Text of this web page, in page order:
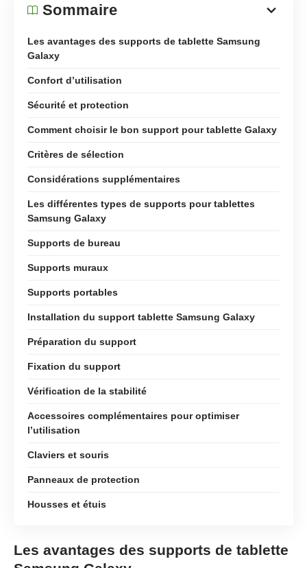
Sommaire
Les avantages des supports de tablette Samsung
Galaxy
Confort d’utilisation
Sécurité et protection
Comment choisir le bon support pour tablette Galaxy
Critères de sélection
Considérations supplémentaires
Les différentes types de supports pour tablettes
Samsung Galaxy
Supports de bureau
Supports muraux
Supports portables
Installation du support tablette Samsung Galaxy
Préparation du support
Fixation du support
Vérification de la stabilité
Accessoires complémentaires pour optimiser
l’utilisation
Claviers et souris
Panneaux de protection
Housses et étuis
Les avantages des supports de tablette